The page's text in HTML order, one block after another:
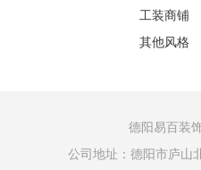
工装商铺
其他风格
德阳易百装
公司地址：德阳市庐山